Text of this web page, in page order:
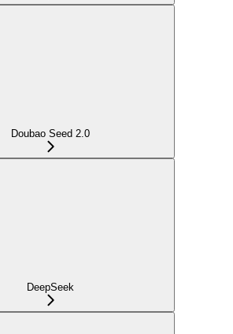
Doubao Seed 2.0
DeepSeek